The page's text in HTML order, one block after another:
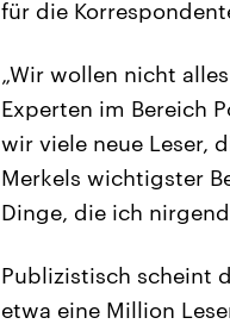
für die
„Wir wollen nicht
Experten im Bereich
wir viele neue Leser,
Merkels wichtigster
Dinge, die ich
Publizistisch scheint
etwa eine Million